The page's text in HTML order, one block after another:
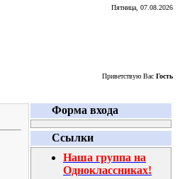
Пятница, 07.08.2026
Приветствую Вас Гость
Форма входа
Ссылки
Наша группа на
Одноклассниках!